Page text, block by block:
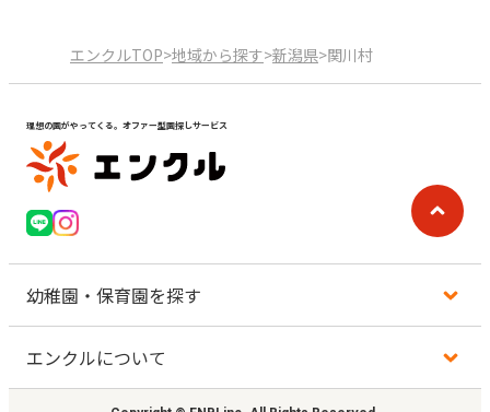
エンクルTOP>地域から探す>新潟県>関川村
理想の園がやってくる。オファー型園探しサービス
幼稚園・保育園を探す
エンクルについて